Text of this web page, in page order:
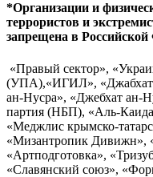
*Организации и
террористов и
запрещена в
«Правый сектор»,
(УПА),«ИГИЛ»,
ан-Нусра», «Джебхат ан-
партия (НБП), «Аль-
«Меджлис крымско-
«Мизантропик Дивижн»,
«Артподготовка»,
«Славянский союз»,